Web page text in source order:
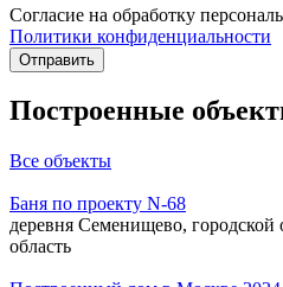
Согласие на обработку
Политики конфиденциальности
Построенные
Все объекты
Баня по проекту N-68
деревня Семенищево,
область